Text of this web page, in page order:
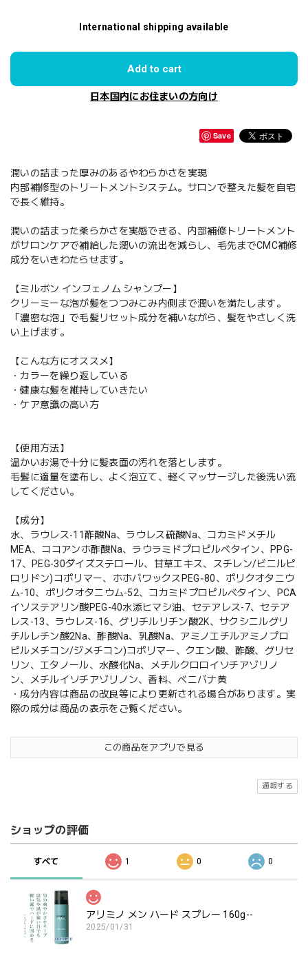
International shipping available
Add to cart
日本国内にお住まいの方向け
Save
潤いの詰まった厚みのあるやわらかさを実現
内部補修型のトリートメントシステム。サロンで整えた髪を自宅
で長く維持。
潤いの詰まった柔らかさを実感できる、内部補修トリートメント
がサロンケアで補給した潤いの流出を減らし、毛先までCMC補修
成分をいきわたらせます。
【ミルボン インフェノム シャンプー】
クリーミーな泡が髪をつつみこみ内側まで潤いを満たします。
「濃密な泡」で毛髪リセット成分を補いながら、髪をやさしく洗
い上げます。
【こんな方にオススメ】
・カラーを繰り返している
・健康な髪を維持していきたい
・ケア意識の高い方
【使用方法】
温かいお湯で十分に髪表面の汚れを落とします。
毛髪に適量を塗布し、よく泡立て、軽くマッサージした後洗い流
してください。
【成分】
水、ラウレス-11酢酸Na、ラウレス硫酸Na、コカミドメチル
MEA、ココアンホ酢酸Na、ラウラミドプロピルベタイン、PPG-
17、PEG-30ダイズステロール、甘草エキス、スチレン/ビニルピ
ロリドン)コポリマー、ホホバワックスPEG‐80、ポリクオタニウ
ム-10、ポリクオタニウム-52、コカミドプロピルベタイン、PCA
イソステアリン酸PEG-40水添ヒマシ油、セテアレス-7、セテア
レス-13、ラウレス-16、グリチルリチン酸2K、サクシニルグリ
チルレチン酸2Na、酢酸Na、乳酸Na、アミノエチルアミノプロ
ピルメチコン/ジメチコン)コポリマー、クエン酸、酢酸、グリセ
リン、エタノール、水酸化Na、メチルクロロイソチアゾリノ
ン、メチルイソチアゾリノン、香料、ベニバナ黄
・成分内容は商品の改良等により更新される場合があります。実
際の成分は商品の表示をご覧ください。
この商品をアプリで見る
通報する
ショップの評価
すべて 1 0 0
アリミノ メン ハード スプレー 160g--
2025/01/31